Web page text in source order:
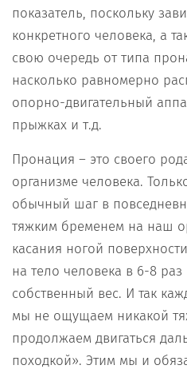
показатель, поскольку
конкретного человека, а
свою очередь от типа
насколько равномерно
опорно-двигательный
прыжках и т.д.
Пронация – это своего
организме человека.
обычный шаг в
тяжким бременем на наш
касания ногой
на тело человека в 6-8
собственный вес. И так
мы не ощущаем никакой
продолжаем двигаться
походкой». Этим мы и